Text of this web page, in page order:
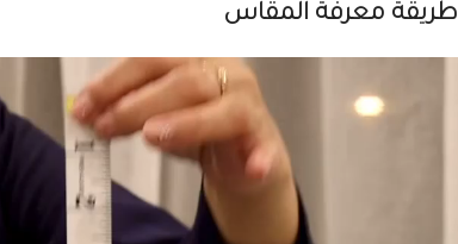
طريقة معرفة المقاس